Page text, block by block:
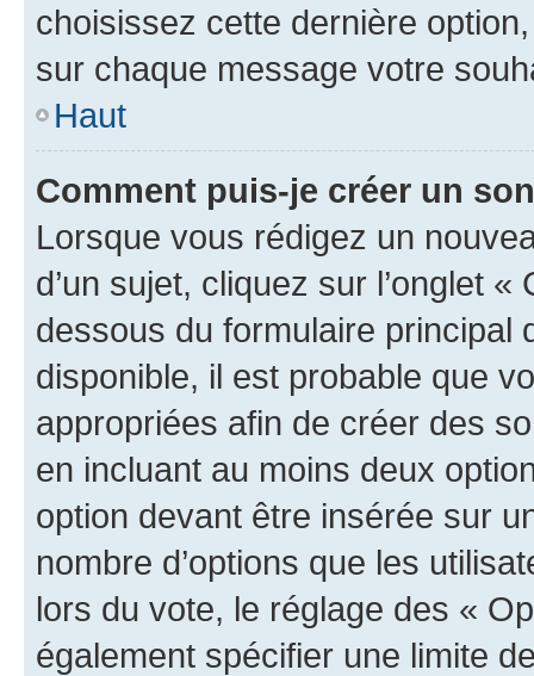
choisissez cette dernière
sur chaque message votre
Haut
Comment puis-je créer un
Lorsque vous rédigez un
d’un sujet, cliquez sur l’onglet
dessous du formulaire principal
disponible, il est probable que
appropriées afin de créer des
en incluant au moins deux
option devant être insérée sur
nombre d’options que les
lors du vote, le réglage des «
également spécifier une limite